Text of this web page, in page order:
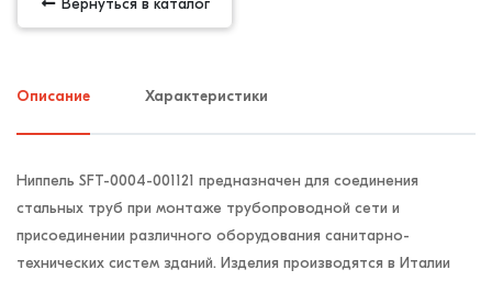
Вернуться в каталог
Описание Характеристики
Ниппель SFT-0004-001121 предназначен для соединения
стальных труб при монтаже трубопроводной сети и
присоединении различного оборудования санитарно-
технических систем зданий. Изделия производятся в Италии